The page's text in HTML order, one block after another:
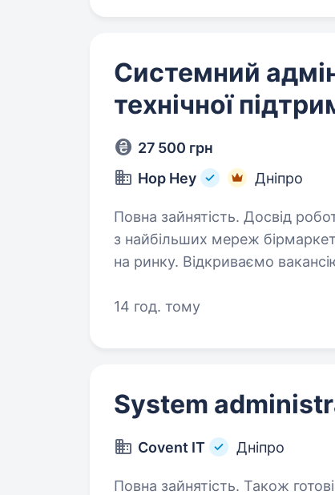
Системний
технічної
27 500 грн
Hop Hey
Дніпро
Повна зайнятість. Досвід роботи від
з найбільших мереж
на ринку. Відкриваємо вакансію Системного адміністратора технічної
14 год. тому
System
Covent IT Дніпро
Повна зайнятість. Також